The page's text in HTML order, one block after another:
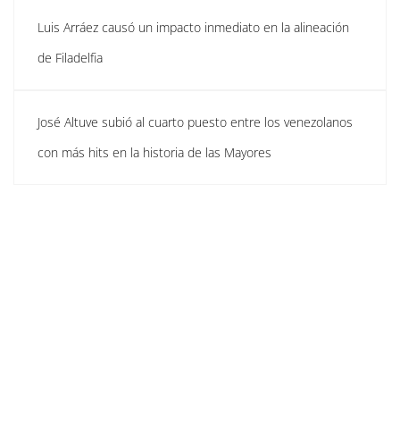
Luis Arráez causó un impacto inmediato en la alineación
de Filadelfia
José Altuve subió al cuarto puesto entre los venezolanos
con más hits en la historia de las Mayores